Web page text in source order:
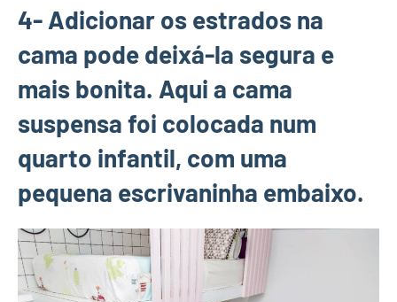
4- Adicionar os estrados na
cama pode deixá-la segura e
mais bonita. Aqui a cama
suspensa foi colocada num
quarto infantil, com uma
pequena escrivaninha embaixo.